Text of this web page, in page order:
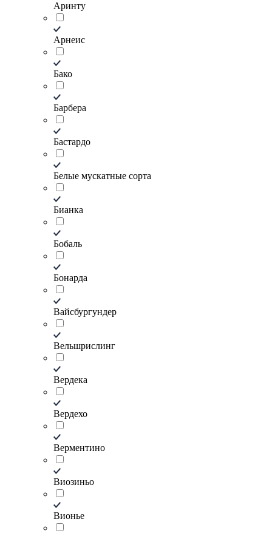
Аринту
Арнеис
Бако
Барбера
Бастардо
Белые мускатные сорта
Бианка
Бобаль
Бонарда
Вайсбургундер
Вельшрислинг
Вердека
Вердехо
Верментино
Виозиньо
Вионье